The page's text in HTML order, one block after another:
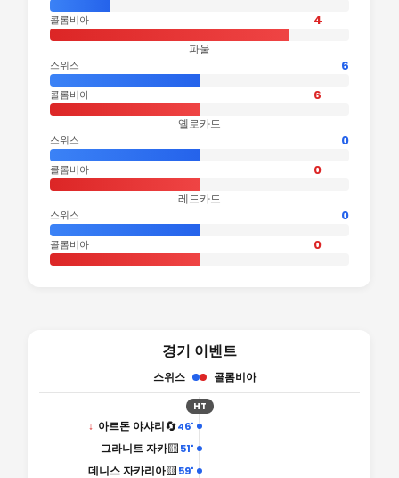
콜롬비아 4
파울
스위스 6
콜롬비아 6
옐로카드
스위스 0
콜롬비아 0
레드카드
스위스 0
콜롬비아 0
경기 이벤트
스위스 콜롬비아
HT
46'
🔄
↓ 아르돈 야샤리
51'
🟨
그라니트 자카
59'
🟨
데니스 자카리아